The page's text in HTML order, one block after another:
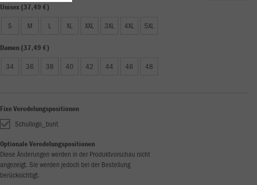
Unisex (37,49 €)
S M L XL XXL 3XL 4XL 5XL
Damen (37,49 €)
34 36 38 40 42 44 46 48
Fixe Veredelungspositionen
Schullogo_bunt
Optionale Veredelungspositionen
Diese Änderungen werden in der Produktvorschau nicht
angezeigt. Sie werden jedoch bei der Bestellung
berücksichtigt.